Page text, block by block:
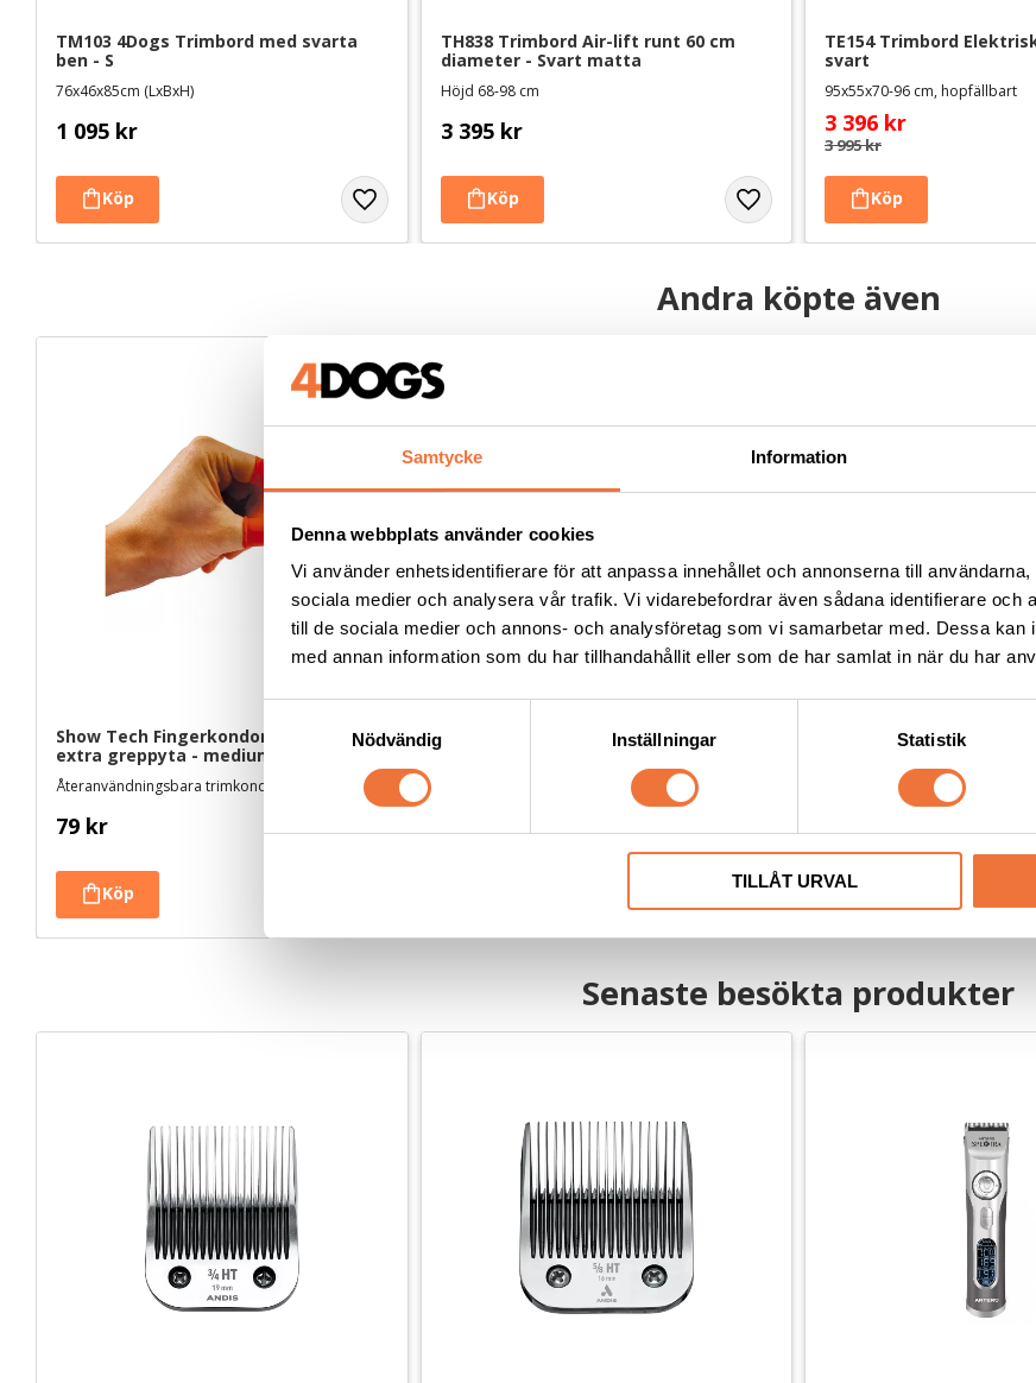
Samtycke Information
Denna webbplats använder cookies
Vi använder enhetsidentifierare för att anpassa innehållet och annonserna till
sociala medier och analysera vår trafik. Vi vidarebefordrar även sådana identifierare och
till de sociala medier och annons- och analysföretag som vi samarbetar med. Dessa kan
med annan information som du har tillhandahållit eller som de har samlat in när du har
a
t
s
Nödvändig Inställningar Statistik
TILLÅT URVAL
TM103 4Dogs Trimbord med svarta
ben - S
76x46x85cm (LxBxH)
1 095 kr
TH838 Trimbord Air-lift runt 60 cm
diameter - Svart matta
Höjd 68-98 cm
3 395 kr
TE154 Trimbord
svart
95x55x70-96 cm, hopfällbart
3 396 kr
3 995kr
Andra köpte även
Show Tech Fingerkondomer med
extra greppyta - medium 25-pack
Återanvändningsbara trimkondomer i latex
79 kr
Artero Marte insatsring rosa silikon
Hjälpmedel för korrekt saxgrepp och komfort
59kr
Show Tech Trimkniv
För huvud, öron och
99kr
Senaste besökta produkter